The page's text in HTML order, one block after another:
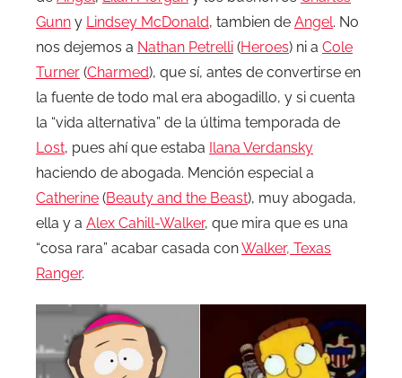
Gunn y Lindsey McDonald, tambien de Angel. No
nos dejemos a Nathan Petrelli (Heroes) ni a Cole
Turner (Charmed), que sí, antes de convertirse en
la fuente de todo mal era abogadillo, y si cuenta
la “vida alternativa” de la última temporada de
Lost, pues ahí que estaba Ilana Verdansky
haciendo de abogada. Mención especial a
Catherine (Beauty and the Beast), muy abogada,
ella y a Alex Cahill-Walker, que mira que es una
“cosa rara” acabar casada conWalker, Texas
Ranger.